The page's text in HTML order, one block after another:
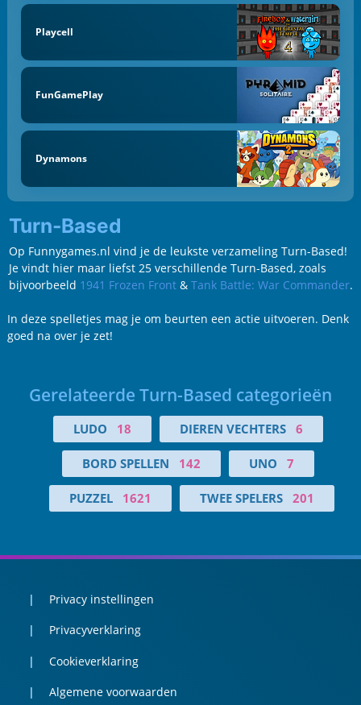
Playcell
FunGamePlay
Dynamons
Turn-Based
Op Funnygames.nl vind je de leukste verzameling Turn-Based!
Je vindt hier maar liefst 25 verschillende Turn-Based, zoals
bijvoorbeeld 1941 Frozen Front& Tank Battle: War Commander.
In deze spelletjes mag je om beurten een actie uitvoeren. Denk
goed na over je zet!
Gerelateerde Turn-Based categorieën
LUDO 18 DIEREN VECHTERS 6
BORD SPELLEN 142 UNO 7
PUZZEL 1621 TWEE SPELERS 201
Privacy instellingen
Privacyverklaring
Cookieverklaring
Algemene voorwaarden